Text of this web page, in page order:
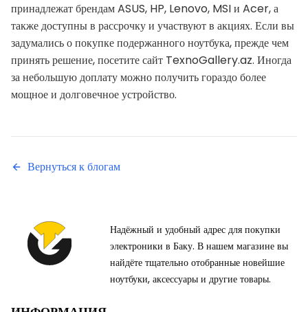
принадлежат брендам ASUS, HP, Lenovo, MSI и Acer, а
также доступны в рассрочку и участвуют в акциях. Если вы
задумались о покупке подержанного ноутбука, прежде чем
принять решение, посетите сайт TexnoGallery.az. Иногда
за небольшую доплату можно получить гораздо более
мощное и долговечное устройство.
Вернуться к блогам
Надёжный и удобный адрес для покупки
электроники в Баку. В нашем магазине вы
найдёте тщательно отобранные новейшие
ноутбуки, аксессуары и другие товары.